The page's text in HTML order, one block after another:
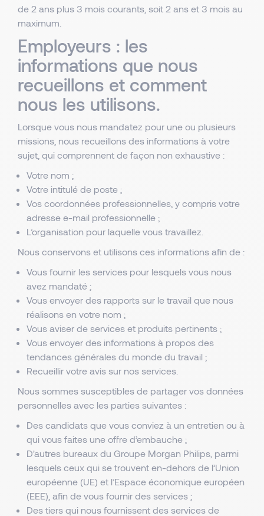
de 2 ans plus 3 mois courants, soit 2 ans et 3 mois au
maximum.
Employeurs : les
informations que nous
recueillons et comment
nous les utilisons.
Lorsque vous nous mandatez pour une ou plusieurs
missions, nous recueillons des informations à votre
sujet, qui comprennent de façon non exhaustive :
Votre nom ;
Votre intitulé de poste ;
Vos coordonnées professionnelles, y compris votre
adresse e-mail professionnelle ;
L’organisation pour laquelle vous travaillez.
Nous conservons et utilisons ces informations afin de :
Vous fournir les services pour lesquels vous nous
avez mandaté ;
Vous envoyer des rapports sur le travail que nous
réalisons en votre nom ;
Vous aviser de services et produits pertinents ;
Vous envoyer des informations à propos des
tendances générales du monde du travail ;
Recueillir votre avis sur nos services.
Nous sommes susceptibles de partager vos données
personnelles avec les parties suivantes :
Des candidats que vous conviez à un entretien ou à
qui vous faites une offre d’embauche ;
D'autres bureaux du Groupe Morgan Philips, parmi
lesquels ceux qui se trouvent en-dehors de l’Union
européenne (UE) et l’Espace économique européen
(EEE), afin de vous fournir des services ;
Des tiers qui nous fournissent des services de